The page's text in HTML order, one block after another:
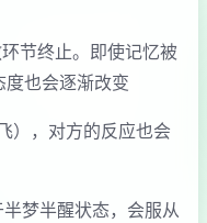
节终止。即使记忆被
也会逐渐改变
），对方的反应也会
梦半醒状态，会服从